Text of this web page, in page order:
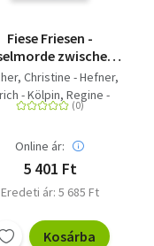
Fiese Friesen -
zwischen
Watt und Düne -
Kurzkrimis
Christine - Hefner,
- Kölpin, Regine -
Jürgen - Kruse,
Christine - Franke,
- Barow, Ulrike -
Wolf, Klaus-Peter -
Scheepker, Andreas -
Herbert - Aukes,
- Lüpkes, Sandra
Online ár:
5 401 Ft
Eredeti ár: 5 685 Ft
Kosárba